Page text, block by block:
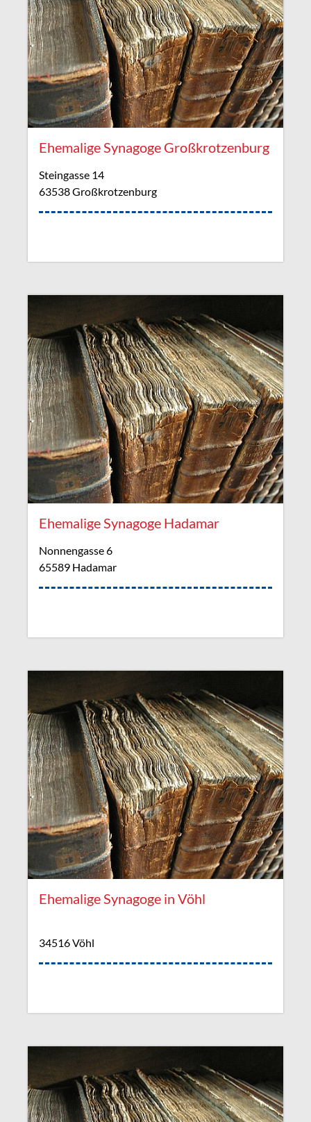
Ehemalige Synagoge Großkrotzenburg
Steingasse 14
63538 Großkrotzenburg
Ehemalige Synagoge Hadamar
Nonnengasse 6
65589 Hadamar
Ehemalige Synagoge in Vöhl
34516 Vöhl